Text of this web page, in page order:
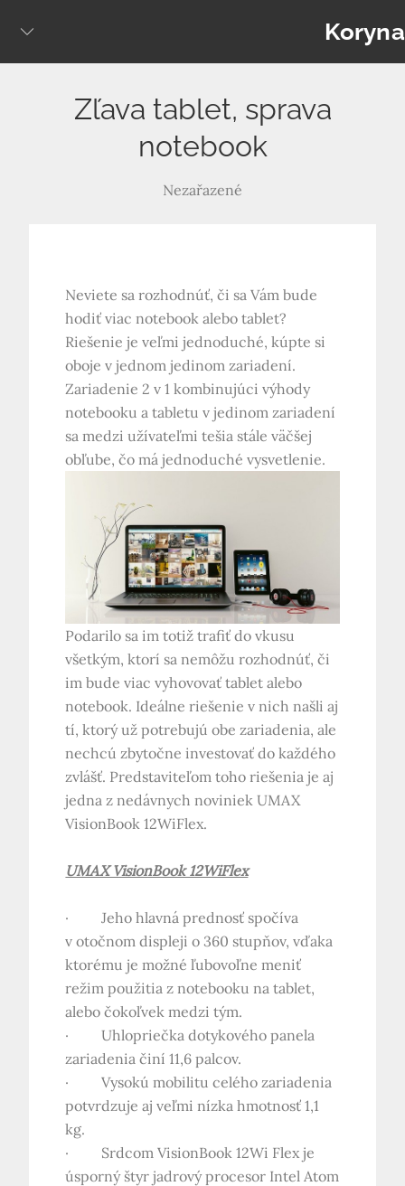
Koryna
Zľava tablet, sprava
notebook
Nezařazené
Neviete sa rozhodnúť, či sa Vám bude
hodiť viac notebook alebo tablet?
Riešenie je veľmi jednoduché, kúpte si
oboje v jednom jedinom zariadení.
Zariadenie 2 v 1 kombinujúci výhody
notebooku a tabletu v jedinom zariadení
sa medzi užívateľmi tešia stále väčšej
obľube, čo má jednoduché vysvetlenie.
Podarilo sa im totiž trafiť do vkusu
všetkým, ktorí sa nemôžu rozhodnúť, či
im bude viac vyhovovať tablet alebo
notebook. Ideálne riešenie v nich našli aj
tí, ktorý už potrebujú obe zariadenia, ale
nechcú zbytočne investovať do každého
zvlášť. Predstaviteľom toho riešenia je aj
jedna z nedávnych noviniek UMAX
VisionBook 12WiFlex.
UMAX VisionBook 12WiFlex
· Jeho hlavná prednosť spočíva
v otočnom displeji o 360 stupňov, vďaka
ktorému je možné ľubovoľne meniť
režim použitia z notebooku na tablet,
alebo čokoľvek medzi tým.
· Uhlopriečka dotykového panela
zariadenia činí 11,6 palcov.
· Vysokú mobilitu celého zariadenia
potvrdzuje aj veľmi nízka hmotnosť 1,1
kg.
· Srdcom VisionBook 12Wi Flex je
úsporný štyr jadrový procesor Intel Atom